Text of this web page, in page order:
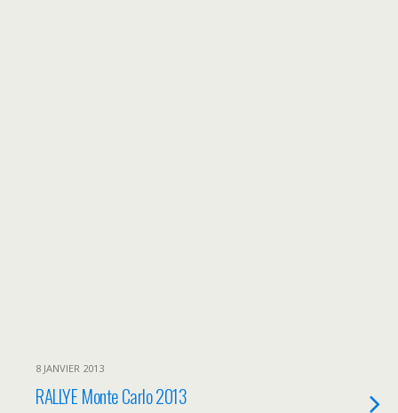
8 JANVIER 2013
RALLYE Monte Carlo 2013